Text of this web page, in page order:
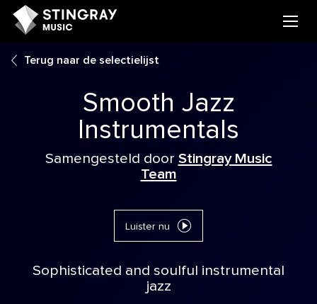
Terug naar de selectielijst
Smooth Jazz
Instrumentals
Samengesteld door Stingray Music
Team
Luister nu
Sophisticated and soulful instrumental
jazz